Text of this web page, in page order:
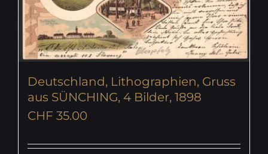
Deutschland, Lithographien, Gruss
aus SÜNCHING, 4 Bilder, 1898
CHF 35.00